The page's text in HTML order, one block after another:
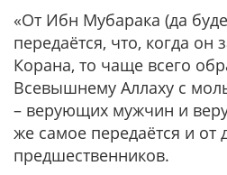
«От Ибн Мубарака (да
передаётся, что, когда он
Корана, то чаще всего
Всевышнему Аллаху с
– верующих мужчин и
же самое передаётся и от
предшественников.